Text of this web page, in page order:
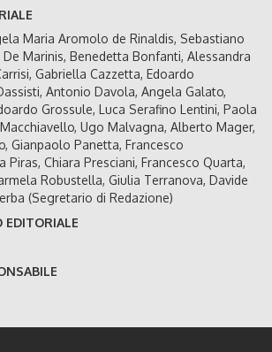
Maria Aromolo de Rinaldis, Sebastiano
Marinis, Benedetta Bonfanti, Alessandra
Gabriella Cazzetta, Edoardo
Antonio Davola, Angela Galato,
Grossule, Luca Serafino Lentini, Paola
Ugo Malvagna, Alberto Mager,
Gianpaolo Panetta, Francesco
Piras, Chiara Presciani, Francesco Quarta,
Robustella, Giulia Terranova, Davide
(Segretario di Redazione)
EDITORIALE